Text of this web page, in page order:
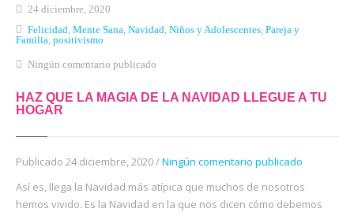
24 diciembre, 2020
Felicidad Mente Sana Navidad Niños y Adolescentes Pareja y
Familia positivismo
Ningún comentario publicado
HAZ QUE LA MAGIA DE LA NAVIDAD LLEGUE A TU
HOGAR
Publicado 24 diciembre, 2020 /Ningún comentario publicado
Así es, llega la Navidad más atípica que muchos de nosotros
hemos vivido. Es la Navidad en la que nos dicen cómo debemos